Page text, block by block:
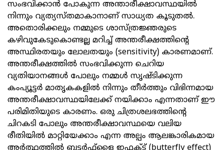
സംഭവിക്കാൻ പോകുന്ന അന്താരീക്ഷാവസ്ഥയിൽ
നിന്നും വ്യത്യസ്തമാകാനാണ് സാധ്യത കൂടുതൽ.
അതൊരിക്കലും നമ്മുടെ ശാസ്ത്രജ്ഞരുടെ
കഴിവുകേടുകൊണ്ടല്ല മറിച്ച് അന്തരീക്ഷത്തിന്റെ
അസ്ഥിരതയും ലോലതയും (sensitivity) കാരണമാണ്.
അന്തരീക്ഷത്തിൽ സംഭവിക്കുന്ന ചെറിയ
വ്യതിയാനങ്ങൾ പോലും നമ്മൾ സൃഷ്ടിക്കുന്ന
കംപ്യൂട്ടർ മാതൃകകളിൽ നിന്നും തീർത്തും വിഭിന്നമായ
അന്തരീക്ഷാവസ്ഥയിലേക്ക് നയിക്കാം എന്നതാണ് ഈ
പരിമിതിയുടെ കാരണം. ഒരു ചിത്രശലഭത്തിന്റെ
ചിറകടി പോലും അന്തരീക്ഷാവസ്ഥയെ വലിയ
രീതിയിൽ മാറ്റിയേക്കാം എന്ന അല്പം ആലങ്കാരികമായ